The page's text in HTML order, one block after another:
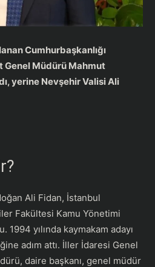
Cumhurbaşkanlığı
Genel Müdürü Mahmut
yerine Nevşehir Valisi Ali
Ali Fidan, İstanbul
Fakültesi Kamu Yönetimi
1994 yılında kaymakam adayı
adım attı. İller İdaresi Genel
daire başkanı, genel müdür